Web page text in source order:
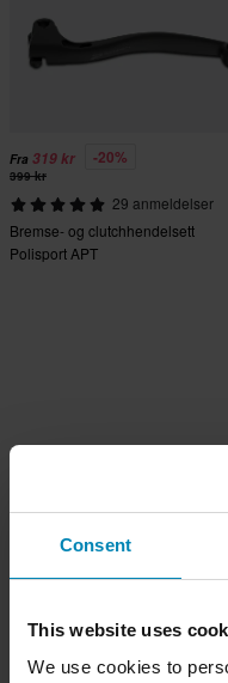
Consent
This website uses
We use cookies to
Fra 319 kr -20%
399 kr
29 anmeldelser
Bremse- og clutchhendelsett
Polisport APT